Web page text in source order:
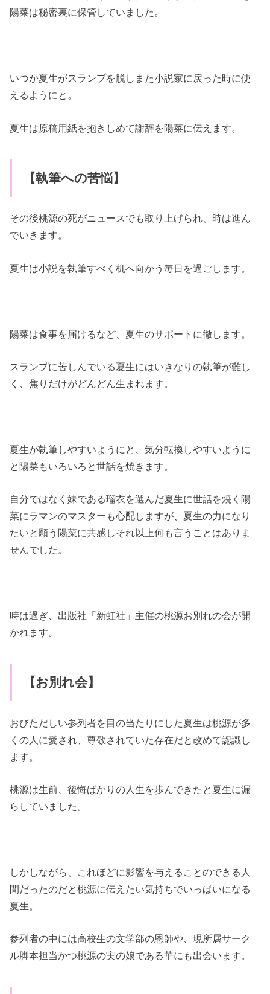
陽菜は秘密裏に保管していました。
いつか夏生がスランプを脱しまた小説家に戻った時に使
えるようにと。
夏生は原稿用紙を抱きしめて謝辞を陽菜に伝えます。
【執筆への苦悩】
その後桃源の死がニュースでも取り上げられ、時は進ん
でいきます。
夏生は小説を執筆すべく机へ向かう毎日を過ごします。
陽菜は食事を届けるなど、夏生のサポートに徹します。
スランプに苦しんでいる夏生にはいきなりの執筆が難し
く、焦りだけがどんどん生まれます。
夏生が執筆しやすいようにと、気分転換しやすいように
と陽菜もいろいろと世話を焼きます。
自分ではなく妹である瑠衣を選んだ夏生に世話を焼く陽
菜にラマンのマスターも心配しますが、夏生の力になり
たいと願う陽菜に共感しそれ以上何も言うことはありま
せんでした。
時は過ぎ、出版社「新虹社」主催の桃源お別れの会が開
かれます。
【お別れ会】
おびただしい参列者を目の当たりにした夏生は桃源が多
くの人に愛され、尊敬されていた存在だと改めて認識し
ます。
桃源は生前、後悔ばかりの人生を歩んできたと夏生に漏
らしていました。
しかしながら、これほどに影響を与えることのできる人
間だったのだと桃源に伝えたい気持ちでいっぱいになる
夏生。
参列者の中には高校生の文学部の恩師や、現所属サーク
ル脚本担当かつ桃源の実の娘である華にも出会います。